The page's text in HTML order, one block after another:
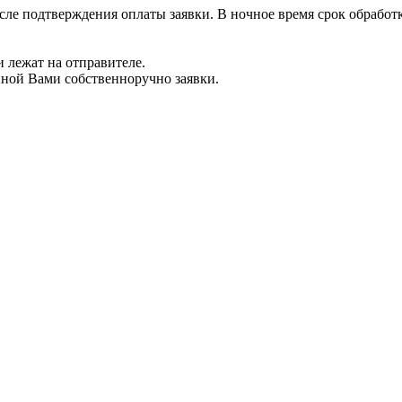
подтверждения оплаты заявки. В ночное время срок
на отправителе.
Вами собственноручно заявки.